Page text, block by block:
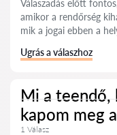
Válaszadás előtt
amikor a rendőrség
mik a jogai ebben a
Ugrás a válaszhoz
Mi a teendő,
kapom meg
1 Válasz